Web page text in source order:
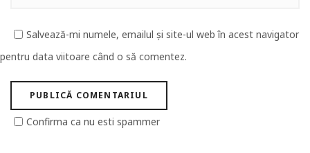
Salvează-mi numele, emailul și site-ul web în acest navigator
pentru data viitoare când o să comentez.
Confirma ca nu esti spammer